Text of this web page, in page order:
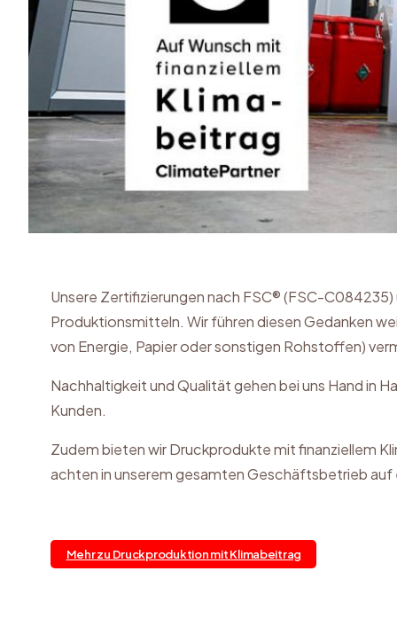
Unsere Zertifizierungen nach FSC® (FSC-
Produktionsmitteln. Wir führen diesen Gedanken
von Energie, Papier oder sonstigen Rohstoffen)
Nachhaltigkeit und Qualität gehen bei uns Hand in
Kunden.
Zudem bieten wir Druckprodukte mit finanziellem
achten in unserem gesamten Geschäftsbetrieb auf
Mehr zu Druckproduktion mit Klimabeitrag